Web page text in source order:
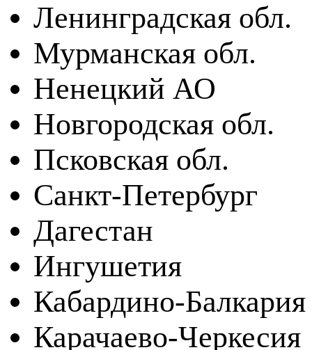
Ленинградская обл.
Мурманская обл.
Ненецкий АО
Новгородская обл.
Псковская обл.
Санкт-Петербург
Дагестан
Ингушетия
Кабардино-Балкария
Карачаево-Черкесия